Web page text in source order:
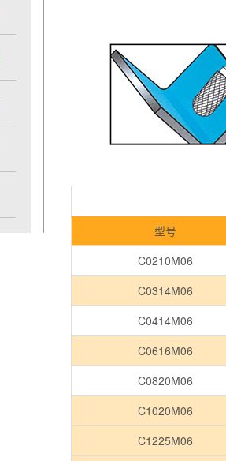
型号
C0210M06
C0314M06
C0414M06
C0616M06
C0820M06
C1020M06
C1225M06